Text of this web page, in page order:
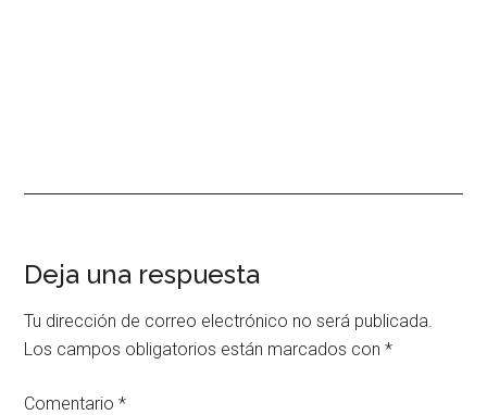
Interacciones
con
los
lectores
Deja una respuesta
Tu dirección de correo electrónico no será publicada.
Los campos obligatorios están marcados con*
Comentario*